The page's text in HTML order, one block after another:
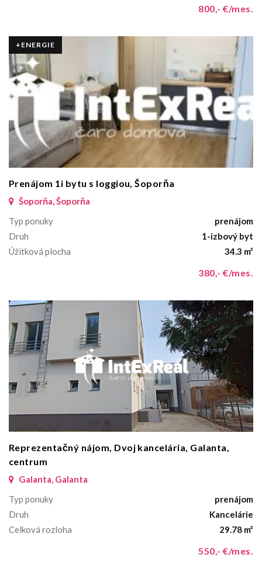
800,- €/mes.
+ENERGIE
Prenájom 1i bytu s loggiou, Šoporňa
Šoporňa, Šoporňa
Typ ponuky
prenájom
Druh
1-izbový byt
Úžitková plocha
34.3 m²
380,- €/mes.
Reprezentačný nájom, Dvoj kancelária, Galanta,
centrum
Galanta, Galanta
Typ ponuky
prenájom
Druh
Kancelárie
Celková rozloha
29.78 m²
550,- €/mes.